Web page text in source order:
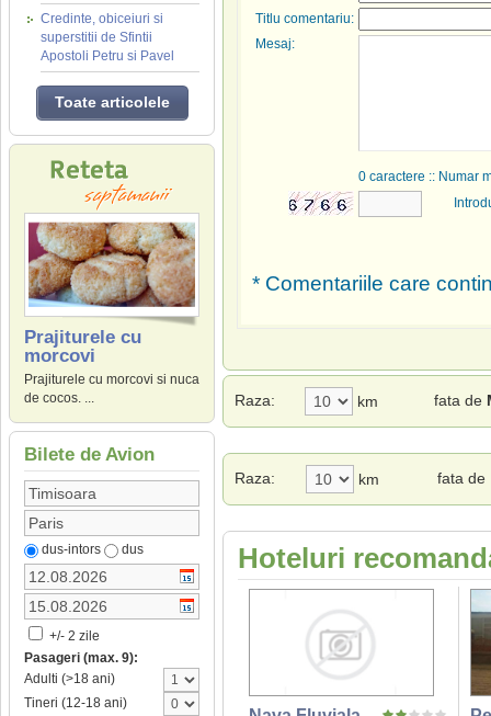
Credinte, obiceiuri si
superstitii de Sfintii
Apostoli Petru si Pavel
Toate articolele
Prajiturele cu
morcovi
Prajiturele cu morcovi si nuca
de cocos. ...
Bilete de Avion
dus-intors dus
+/- 2 zile
Pasageri (max. 9):
Adulti (>18 ani)
Tineri (12-18 ani)
Titlu comentariu:
Mesaj:
0 caractere :: Numar
* Comentariile care
Raza: km fata de
Raza: km fata de
Hoteluri